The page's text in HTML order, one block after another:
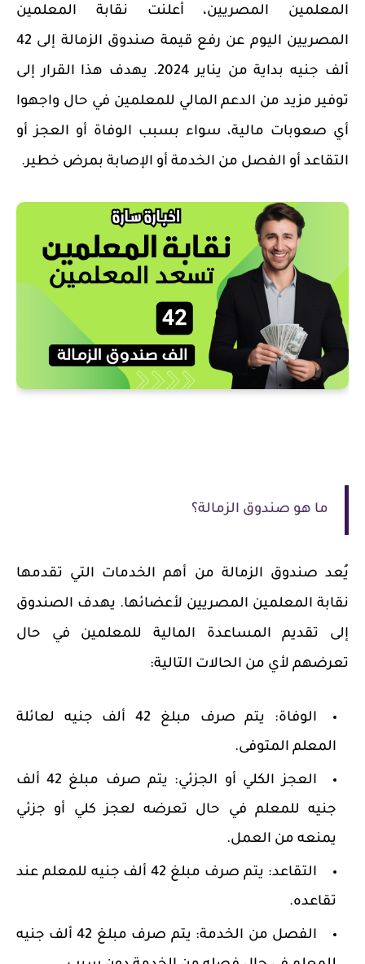
المعلمين المصريين، أعلنت نقابة المعلمين
المصريين اليوم عن رفع قيمة صندوق الزمالة إلى 42
ألف جنيه بداية من يناير 2024. يهدف هذا القرار إلى
توفير مزيد من الدعم المالي للمعلمين في حال واجهوا
أي صعوبات مالية، سواء بسبب الوفاة أو العجز أو
التقاعد أو الفصل من الخدمة أو الإصابة بمرض خطير.
ما هو صندوق الزمالة؟
يُعد صندوق الزمالة من أهم الخدمات التي تقدمها
نقابة المعلمين المصريين لأعضائها. يهدف الصندوق
إلى تقديم المساعدة المالية للمعلمين في حال
تعرضهم لأي من الحالات التالية:
الوفاة:
يتم صرف مبلغ 42 ألف جنيه لعائلة
المعلم المتوفى.
العجز الكلي أو الجزئي:
يتم صرف مبلغ 42 ألف
جنيه للمعلم في حال تعرضه لعجز كلي أو جزئي
يمنعه من العمل.
التقاعد:
يتم صرف مبلغ 42 ألف جنيه للمعلم عند
تقاعده.
الفصل من الخدمة:
يتم صرف مبلغ 42 ألف جنيه